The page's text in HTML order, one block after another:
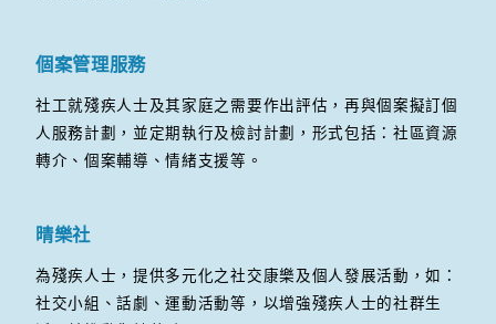
個案管理服務
社工就殘疾人士及其家庭之需要作出評估，再與個案擬訂個
人服務計劃，並定期執行及檢討計劃，形式包括：社區資源
轉介、個案輔導、情緒支援等。
晴樂社
為殘疾人士，提供多元化之社交康樂及個人發展活動，如：
社交小組、話劇、運動活動等，以增強殘疾人士的社群生